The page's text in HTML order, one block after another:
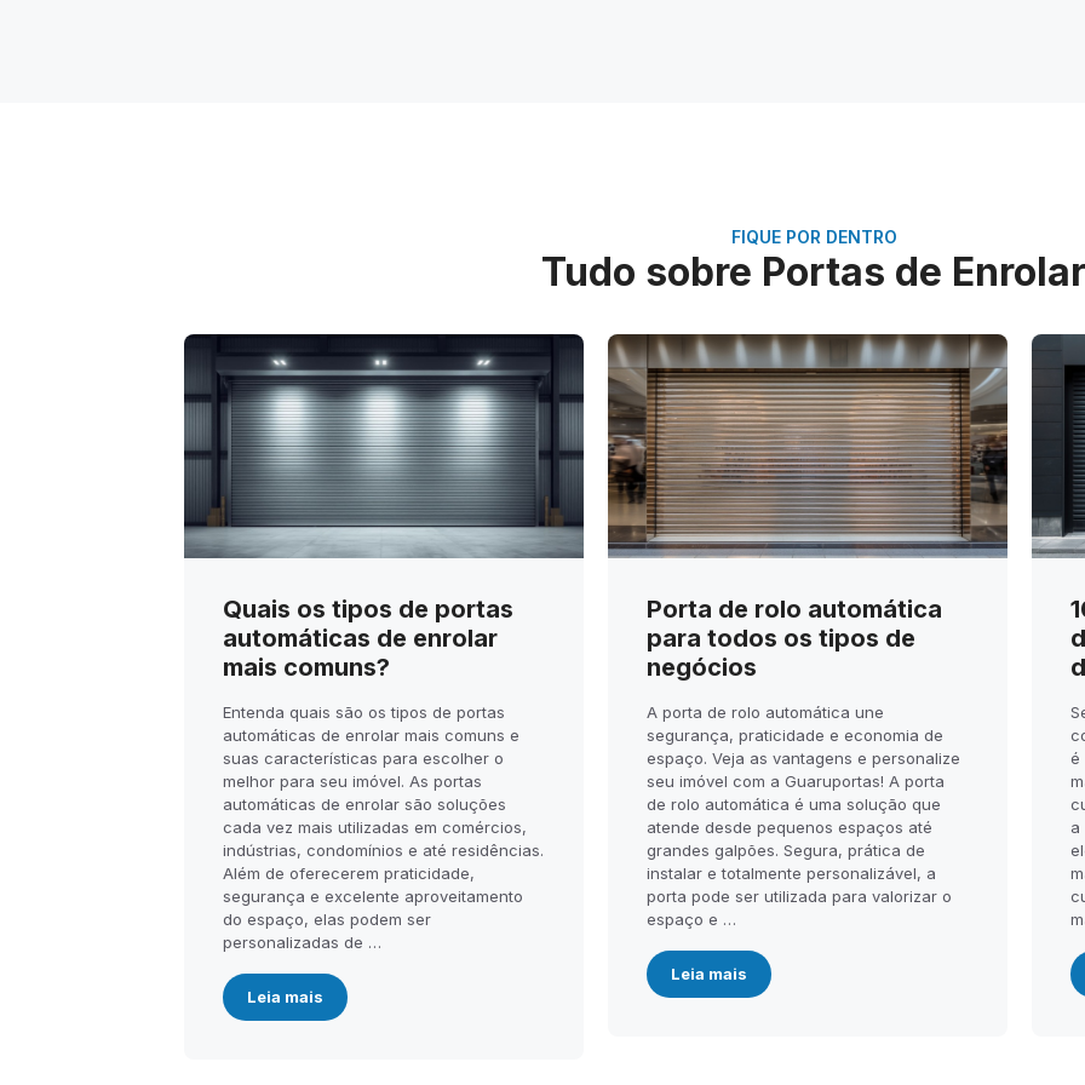
FIQUE POR DENTRO
Tudo sobre Portas de Enrolar
Quais os tipos de portas
automáticas de enrolar
mais comuns?
Entenda quais são os tipos de portas
automáticas de enrolar mais comuns e
suas características para escolher o
melhor para seu imóvel. As portas
automáticas de enrolar são soluções
cada vez mais utilizadas em comércios,
indústrias, condomínios e até residências.
Além de oferecerem praticidade,
segurança e excelente aproveitamento
do espaço, elas podem ser
personalizadas de …
Leia mais
Porta de rolo automática
para todos os tipos de
negócios
A porta de rolo automática une
segurança, praticidade e economia de
espaço. Veja as vantagens e personalize
seu imóvel com a Guaruportas! A porta
de rolo automática é uma solução que
atende desde pequenos espaços até
grandes galpões. Segura, prática de
instalar e totalmente personalizável, a
porta pode ser utilizada para valorizar o
espaço e …
Leia mais
é
a